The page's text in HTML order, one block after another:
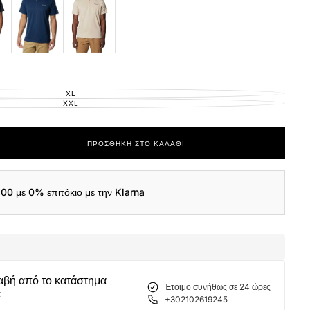
XLΕΚΤΌΣ
ΑΠΟΘΈΜΑΤΟΣ
XXLΕΚΤΌΣ
ΠΡΟΣΘΉΚΗ ΣΤΟ ΚΑΛΆΘΙ
με 0% επιτόκιο με την Klarna
από το κατάστημα
Έτοιμο συνήθως σε 24 ώρες
+302102619245